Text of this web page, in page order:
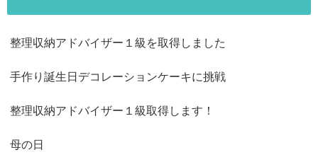
整理収納アドバイザー１級を取得しました
手作り誕生日デコレーションケーキに挑戦
整理収納アドバイザー１級取得します！
母の日